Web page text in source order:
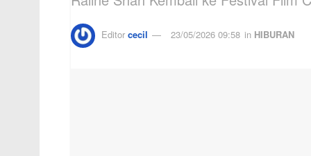
Editor cecil 23/05/2026 09:58 in HIBURAN